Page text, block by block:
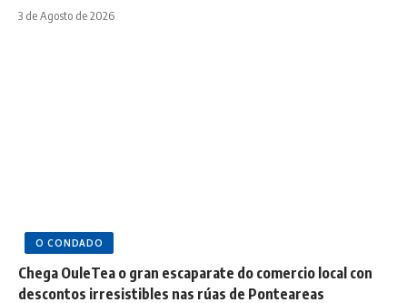
3 de Agosto de 2026
O CONDADO
Chega OuleTea o gran escaparate do comercio local con
descontos irresistibles nas rúas de Ponteareas